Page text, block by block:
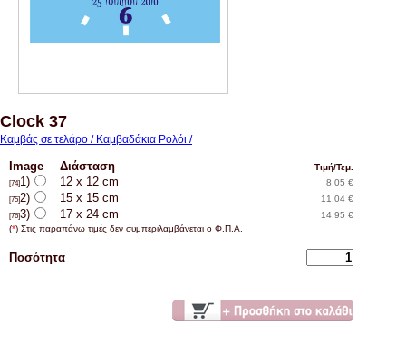
Clock 37
Καμβάς σε τελάρο / Καμβαδάκια Ρολόι /
Image Διάσταση Τιμή/Τεμ.
[74] 1) 12 x 12 cm 8.05 €
[75]2) 15 x 15 cm 11.04 €
[76]3) 17 x 24 cm
14.95 €
(*) Στις παραπάνω τιμές δεν συμπεριλαμβάνεται ο Φ.Π.Α.
Ποσότητα